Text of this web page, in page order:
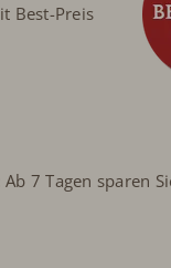
Best-Preis
Ab 7 Tagen sparen